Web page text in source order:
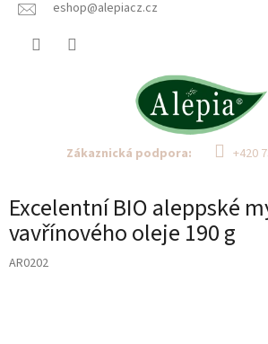
Přejít
eshop@alepiacz.cz
Zákaznická podpora: +420
Excelentní BIO aleppské
vavřínového oleje 190 g
AR0202